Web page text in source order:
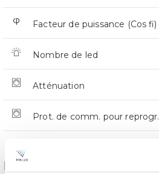
Facteur de puissance (Cos fi)
Nombre de led
Atténuation
Prot. de comm. pour reprogr.
Dimensions et montage